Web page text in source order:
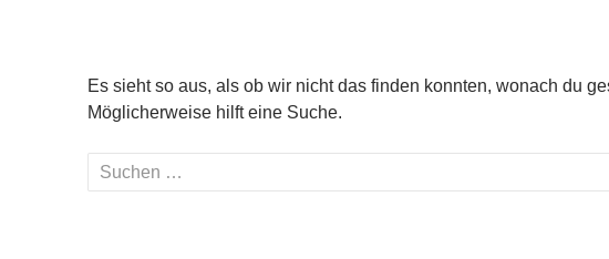
Es sieht so aus, als ob wir nicht das finden konnten, wonach du
Möglicherweise hilft eine Suche.
Suchen
nach: